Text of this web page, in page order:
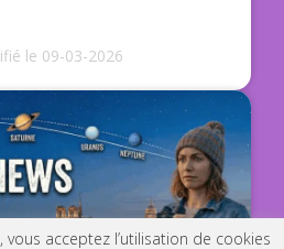
le 09-03-2026
vous acceptez l’utilisation de cookies